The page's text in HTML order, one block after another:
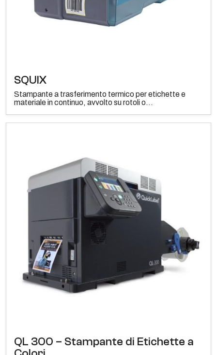
SQUIX
Stampante a trasferimento termico per etichette e
materiale in continuo, avvolto su rotoli o...
QL 300 – Stampante di Etichette a